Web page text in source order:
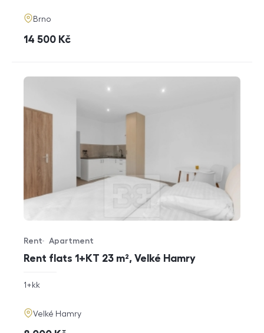
adresa
Brno
cena
14 500 Kč
Rent flats 1+KT 23 m², Velké Hamry
Offer type
Rent
Property type
Apartment
rozměry
1+kk
adresa
Velké Hamry